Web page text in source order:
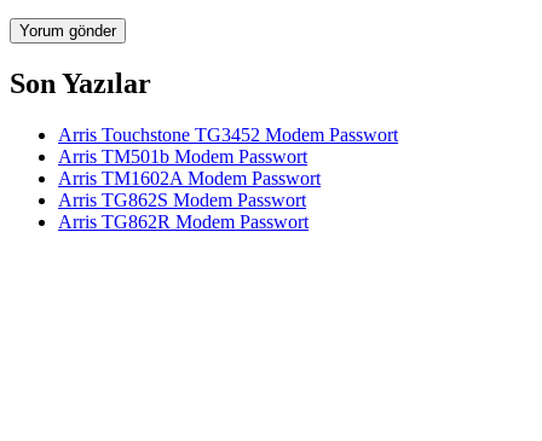
Son Yazılar
Arris Touchstone TG3452 Modem Passwort
Arris TM501b Modem Passwort
Arris TM1602A Modem Passwort
Arris TG862S Modem Passwort
Arris TG862R Modem Passwort